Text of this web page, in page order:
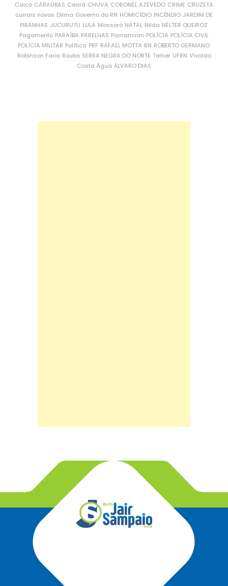
Caicó CARAÚBAS Ceará CHUVA CORONEL AZEVEDO CRIME CRUZETA
currais novos Dilma Governo do RN HOMICÍDIO INCÊNDIO JARDIM DE
PIRANHAS JUCURUTU LULA Mossoró NATAL Nilda NÉLTER QUEIROZ
Pagamento PARAÍBA PARELHAS Parnamirim POLÍCIA POLÍCIA CIVIL
POLÍCIA MILITAR Política PRF RAFAEL MOTTA RN ROBERTO GERMANO
Robinson Faria Roubo SERRA NEGRA DO NORTE Temer UFRN Vivaldo
Costa Água ÁLVARO DIAS